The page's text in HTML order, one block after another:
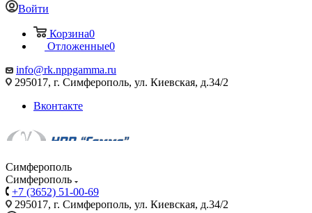
Войти
Корзина0
Отложенные0
info@rk.nppgamma.ru
295017, г. Симферополь, ул. Киевская, д.34/2
Вконтакте
Симферополь
Симферополь
+7 (3652) 51-00-69
295017, г. Симферополь, ул. Киевская, д.34/2